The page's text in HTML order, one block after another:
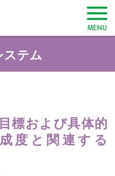
三重大学 環境報告書2019
MENU
ステム
標および具体的
度と関連する